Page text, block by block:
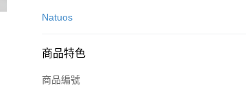
信用卡一次付款
Natuos
商品特色
商品編號